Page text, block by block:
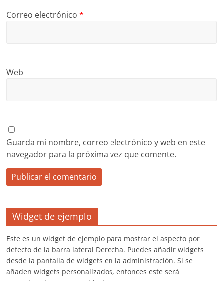
Correo electrónico*
Web
Guarda mi nombre, correo electrónico y web en este
navegador para la próxima vez que comente.
Widget de ejemplo
Este es un widget de ejemplo para mostrar el aspecto por
defecto de la barra lateral Derecha. Puedes añadir widgets
desde la pantalla de widgets en la administración. Si se
añaden widgets personalizados, entonces este será